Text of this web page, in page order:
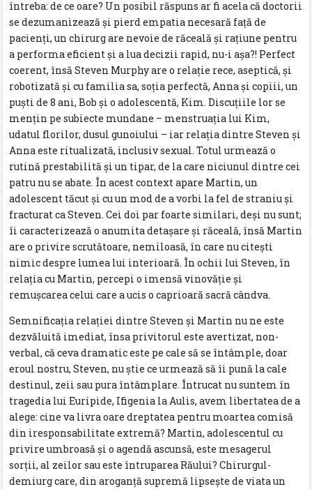
întreba: de ce oare? Un posibil răspuns ar fi acela că doctorii
se dezumanizează şi pierd empatia necesară faţă de
pacienţi, un chirurg are nevoie de răceală şi raţiune pentru
a performa eficient şi a lua decizii rapid, nu-i aşa?! Perfect
coerent, însă Steven Murphy are o relaţie rece, aseptică, şi
robotizată şi cu familia sa, soţia perfectă, Anna şi copiii, un
puşti de 8 ani, Bob şi o adolescentă, Kim. Discuţiile lor se
menţin pe subiecte mundane – menstruaţia lui Kim,
udatul florilor, dusul gunoiului – iar relaţia dintre Steven şi
Anna este ritualizată, inclusiv sexual. Totul urmează o
rutină prestabilită şi un tipar, de la care niciunul dintre cei
patru nu se abate. În acest context apare Martin, un
adolescent tăcut şi cu un mod de a vorbi la fel de straniu şi
fracturat ca Steven. Cei doi par foarte similari, deşi nu sunt;
îi caracterizează o anumita detaşare şi răceală, însă Martin
are o privire scrutătoare, nemiloasă, în care nu citeşti
nimic despre lumea lui interioară. În ochii lui Steven, în
relaţia cu Martin, percepi o imensă vinovăţie şi
remuşcarea celui care a ucis o caprioară sacră cândva.
Semnificaţia relaţiei dintre Steven şi Martin nu ne este
dezvăluită imediat, însa privitorul este avertizat, non-
verbal, că ceva dramatic este pe cale să se întâmple, doar
eroul nostru, Steven, nu ştie ce urmează să îi pună la cale
destinul, zeii sau pura întâmplare. Întrucat nu suntem în
tragedia lui Euripide, Ifigenia la Aulis, avem libertatea de a
alege: cine va livra oare dreptatea pentru moartea comisă
din iresponsabilitate extremă? Martin, adolescentul cu
privire umbroasă şi o agendă ascunsă, este mesagerul
sorţii, al zeilor sau este întruparea Răului? Chirurgul-
demiurg care, din aroganţă supremă lipseşte de viata un